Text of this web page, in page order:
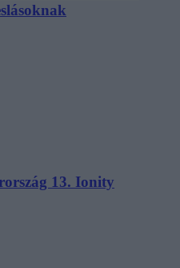
13. Ionity